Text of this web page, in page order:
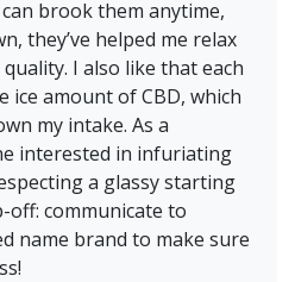
brook them anytime,
they’ve helped me relax
I also like that each
ice amount of CBD, which
my intake. As a
interested in infuriating
a glassy starting
off: communicate to
name brand to make sure